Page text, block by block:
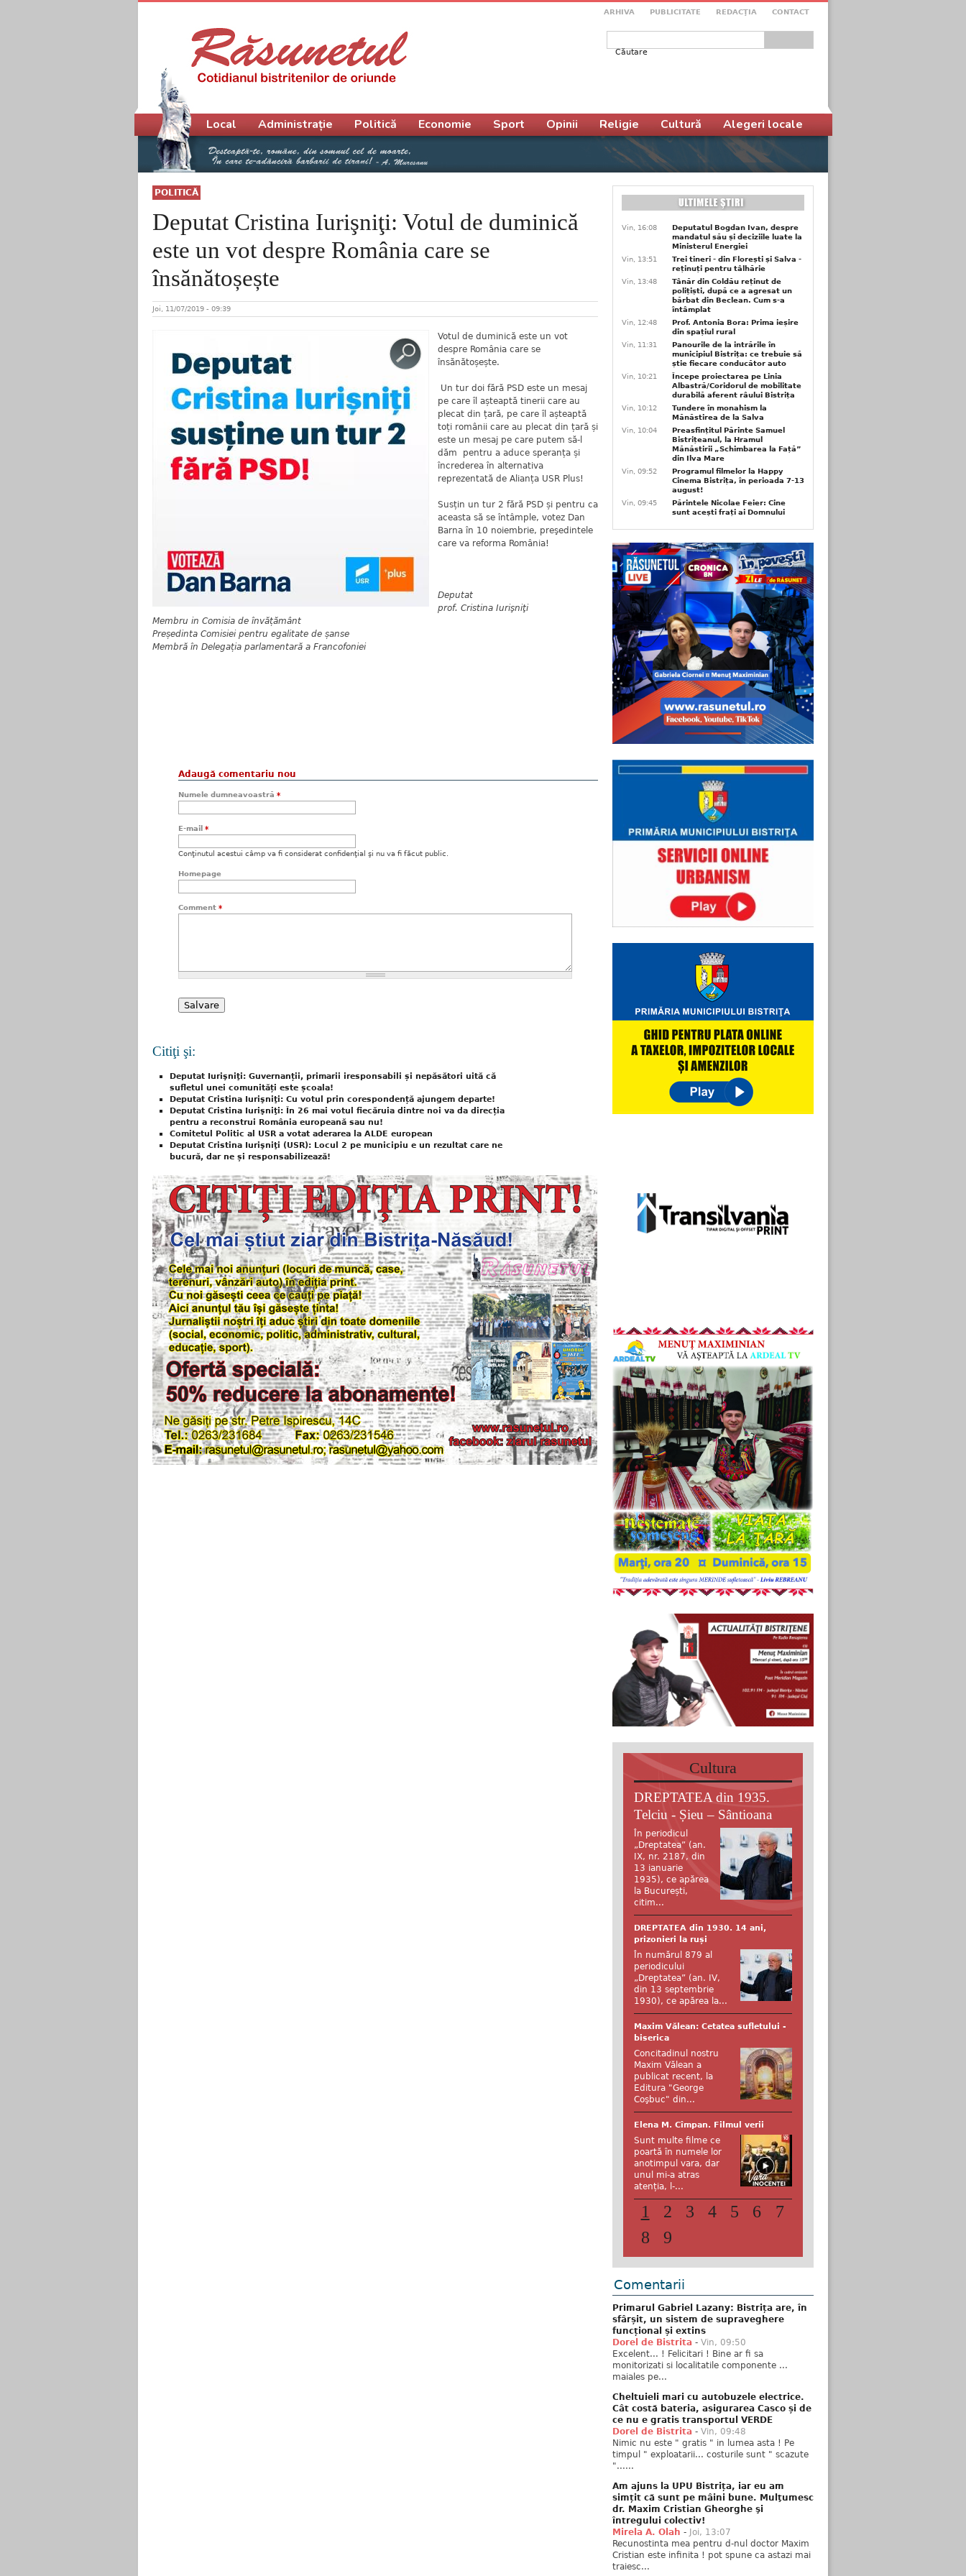
ARHIVA PUBLICITATE REDACŢIA CONTACT
Formular de căutare
POLITICĂ
Deputat Cristina Iurişniţi: Votul de duminică
este un vot despre România care se
însănătoșește
Joi, 11/07/2019 - 09:39
Votul de duminică este un vot
despre România care se
însănătoșește.
Un tur doi fără PSD este un mesaj
pe care îl așteaptă tinerii care au
plecat din țară, pe care îl așteaptă
toți românii care au plecat din țară și
este un mesaj pe care putem să-l
dăm pentru a aduce speranța și
încrederea în alternativa
reprezentată de Alianța USR Plus!
Susțin un tur 2 fără PSD și pentru ca
aceasta să se întâmple, votez Dan
Barna în 10 noiembrie, preşedintele
care va reforma România!
Deputat
prof. Cristina Iurişniţi
Membru in Comisia de învățământ
Președinta Comisiei pentru egalitate de șanse
Membră în Delegația parlamentară a Francofoniei
Adaugă comentariu nou
Numele dumneavoastră *
E-mail *
Conţinutul acestui câmp va fi considerat confidenţial şi nu va fi făcut public.
Homepage
Comment *
Citiţi şi:
Deputat Iurişniţi: Guvernanții, primarii iresponsabili și nepăsători uită că
sufletul unei comunități este școala!
Deputat Cristina Iurişniţi: Cu votul prin corespondență ajungem departe!
Deputat Cristina Iurişniţi: În 26 mai votul fiecăruia dintre noi va da direcția
pentru a reconstrui România europeană sau nu!
Comitetul Politic al USR a votat aderarea la ALDE european
Deputat Cristina Iurişniţi (USR): Locul 2 pe municipiu e un rezultat care ne
bucură, dar ne și responsabilizează!
Meniu principal
Local Administrație Politică Economie Sport Opinii Religie Cultură Alegeri locale
Vin, 16:08
Deputatul Bogdan Ivan, despre
mandatul său și deciziile luate la
Ministerul Energiei
Vin, 13:51
Trei tineri - din Florești și Salva -
reținuți pentru tâlhărie
Vin, 13:48
Tânăr din Coldău reținut de
polițiști, după ce a agresat un
bărbat din Beclean. Cum s-a
întâmplat
Vin, 12:48
Prof. Antonia Bora: Prima ieșire
din spațiul rural
Vin, 11:31
Panourile de la intrările în
municipiul Bistrița: ce trebuie să
știe fiecare conducător auto
Vin, 10:21
Începe proiectarea pe Linia
Albastră/Coridorul de mobilitate
durabilă aferent râului Bistrița
Vin, 10:12
Tundere în monahism la
Mănăstirea de la Salva
Vin, 10:04
Preasfințitul Părinte Samuel
Bistrițeanul, la Hramul
Mănăstirii „Schimbarea la Față”
din Ilva Mare
Vin, 09:52
Programul filmelor la Happy
Cinema Bistrița, în perioada 7-13
august!
Vin, 09:45
Părintele Nicolae Feier: Cine
sunt acești frați ai Domnului
Cultura
DREPTATEA din 1935.
Telciu - Șieu – Sântioana
În periodicul
„Dreptatea” (an.
IX, nr. 2187, din
13 ianuarie
1935), ce apărea
la București,
citim...
DREPTATEA din 1930. 14 ani,
prizonieri la ruși
În numărul 879 al
periodicului
„Dreptatea” (an. IV,
din 13 septembrie
1930), ce apărea la...
Maxim Vălean: Cetatea sufletului -
biserica
Concitadinul nostru
Maxim Vălean a
publicat recent, la
Editura "George
Coşbuc" din...
Elena M. Cîmpan. Filmul verii
Sunt multe filme ce
poartă în numele lor
anotimpul vara, dar
unul mi-a atras
atenția, l-...
1 2 3 4 5 6
7
8
9
Comentarii
Primarul Gabriel Lazany: Bistrița are, în
sfârșit, un sistem de supraveghere
funcțional și extins
Dorel de Bistrita - Vin, 09:50
Excelent... ! Felicitari ! Bine ar fi sa
monitorizati si localitatile componente ...
maiales pe...
Cheltuieli mari cu autobuzele electrice.
Cât costă bateria, asigurarea Casco și de
ce nu e gratis transportul VERDE
Dorel de Bistrita - Vin, 09:48
Nimic nu este " gratis " in lumea asta ! Pe
timpul " exploatarii... costurile sunt " scazute
"......
Am ajuns la UPU Bistrița, iar eu am
simțit că sunt pe mâini bune. Mulţumesc
dr. Maxim Cristian Gheorghe şi
întregului colectiv!
Mirela A. Olah - Joi, 13:07
Recunostinta mea pentru d-nul doctor Maxim
Cristian este infinita ! pot spune ca astazi mai
traiesc...